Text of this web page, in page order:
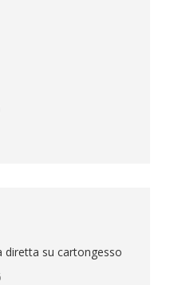
diretta su cartongesso